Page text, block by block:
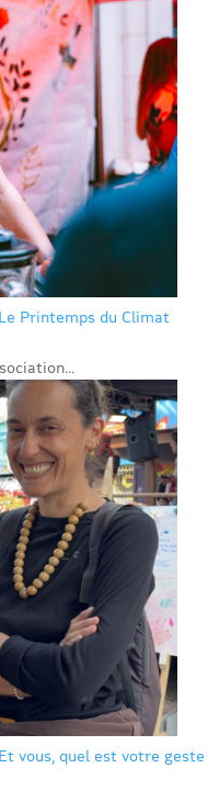
Le Printemps du Climat
Et vous, quel est votre geste